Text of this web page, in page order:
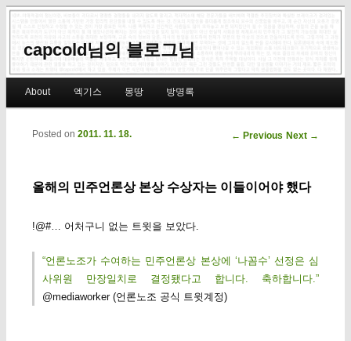
capcold님의 블로그님
Skip to primary content
Skip to secondary content
About 엑기스 몽땅 방명록
Post navigation
← Previous Next →
올해의 민주언론상 본상 수상자는 이들이어야 했다
Posted on 2011. 11. 18.
!@#… 어처구니 없는 트윗을 보았다.
“언론노조가 수여하는 민주언론상 본상에 ‘나꼼수’ 선정은 심
사위원 만장일치로 결정됐다고 합니다. 축하합니다.”
@mediaworker (언론노조 공식 트윗계정)